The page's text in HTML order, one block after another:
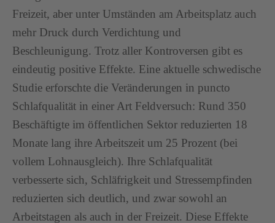
Freizeit, aber unter Umständen am Arbeitsplatz auch
mehr Druck durch Verdichtung und
Beschleunigung. Trotz aller Kontroversen gibt es
eindeutig positive Effekte. Eine aktuelle schwedische
Studie erforschte die Veränderungen in puncto
Schlafqualität in einer Art Feldversuch: Rund 350
Beschäftigte im öffentlichen Sektor reduzierten 18
Monate lang ihre Arbeitszeit um 25 Prozent (bei
vollem Lohnausgleich). Ihre Schlafqualität
verbesserte sich, Schläfrigkeit und Stressempfinden
reduzierten sich deutlich, und zwar sowohl an
Arbeitstagen als auch in der Freizeit. Diese Effekte